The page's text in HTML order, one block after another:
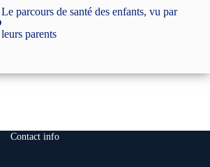
Le parcours de santé des enfants, vu par
leurs parents
Contact info